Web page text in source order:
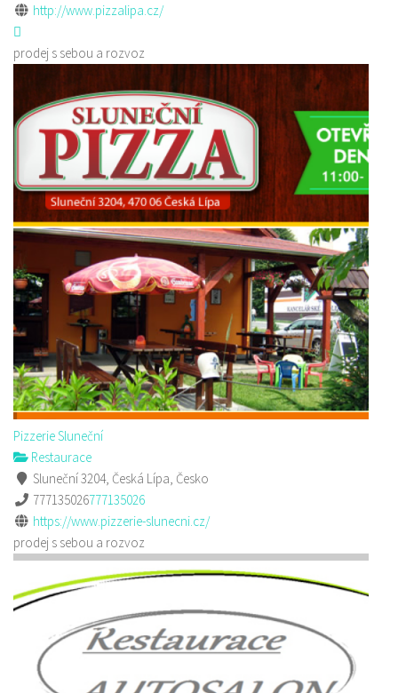
http://www.pizzalipa.cz/
prodej s sebou a rozvoz
Pizzerie Sluneční
Restaurace
Sluneční 3204, Česká Lípa, Česko
777135026777135026
https://www.pizzerie-slunecni.cz/
prodej s sebou a rozvoz